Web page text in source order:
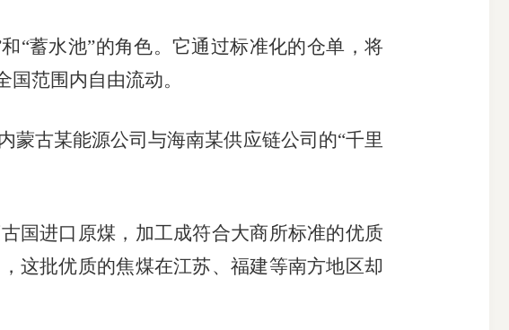
蓄水池”的角色。它通过标准化的仓单，将
范围内自由流动。
古某能源公司与海南某供应链公司的“千里
进口原煤，加工成符合大商所标准的优质
这批优质的焦煤在江苏、福建等南方地区却